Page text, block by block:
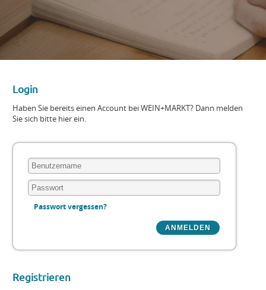
Login
Haben Sie bereits einen Account bei WEIN+MARKT? Dann melden
Sie sich bitte hier ein.
Passwort vergessen?
Registrieren